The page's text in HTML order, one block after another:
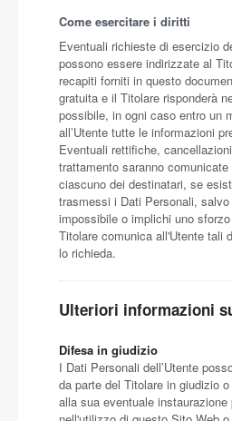
Come esercitare i diritti
Eventuali richieste di esercizio
possono essere indirizzate al
recapiti forniti in questo
gratuita e il Titolare risponderà
possibile, in ogni caso entro un
all’Utente tutte le informazioni
Eventuali rettifiche,
trattamento saranno
ciascuno dei destinatari, se
trasmessi i Dati Personali,
impossibile o implichi uno
Titolare comunica all'Utente tali
lo richieda.
Ulteriori informazioni
Difesa in giudizio
I Dati Personali dell’Utente
da parte del Titolare in giudizio
alla sua eventuale